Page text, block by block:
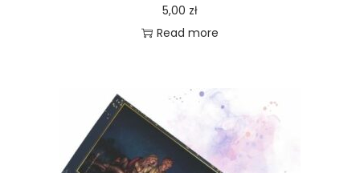
5,00 zł
Read more